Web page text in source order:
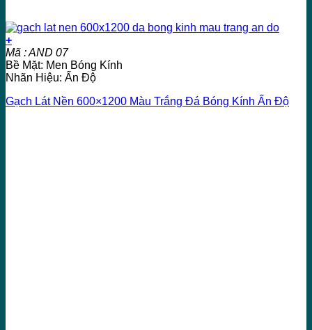
+
Mã : AND 07
Bề Mặt: Men Bóng Kính
Nhãn Hiệu: Ấn Độ
Gạch Lát Nền 600×1200 Màu Trắng Đá Bóng Kính Ấn Độ